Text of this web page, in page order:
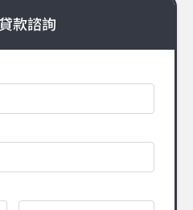
款諮詢